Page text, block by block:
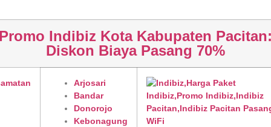
Indibiz Kota Kabupaten
Diskon Biaya Pasang 70%
Arjosari
Bandar
Donorojo
Kebonagung